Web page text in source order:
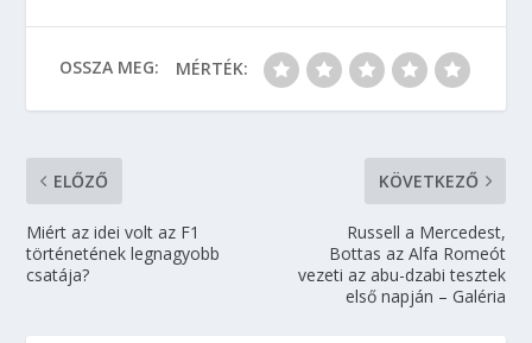
OSSZA MEG: MÉRTÉK:
ELŐZŐ
Miért az idei volt az F1
történetének legnagyobb
csatája?
KÖVETKEZŐ
Russell a Mercedest,
Bottas az Alfa Romeót
vezeti az abu-dzabi tesztek
első napján – Galéria